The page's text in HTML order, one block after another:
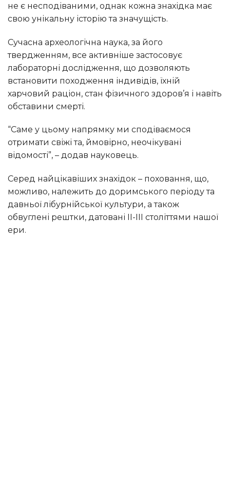
не є несподіваними, однак кожна знахідка має
свою унікальну історію та значущість.
Сучасна археологічна наука, за його
твердженням, все активніше застосовує
лабораторні дослідження, що дозволяють
встановити походження індивідів, їхній
харчовий раціон, стан фізичного здоров’я і навіть
обставини смерті.
“Саме у цьому напрямку ми сподіваємося
отримати свіжі та, ймовірно, неочікувані
відомості”, – додав науковець.
Серед найцікавіших знахідок – поховання, що,
можливо, належить до доримського періоду та
давньої лібурнійської культури, а також
обвуглені рештки, датовані II-III століттями нашої
ери.